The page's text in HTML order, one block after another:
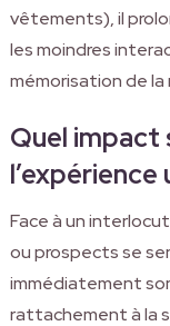
vêtements), il
les moindres
mémorisation de la
Quel impact
Face à un
ou prospects se
immédiatement
rattachement à la